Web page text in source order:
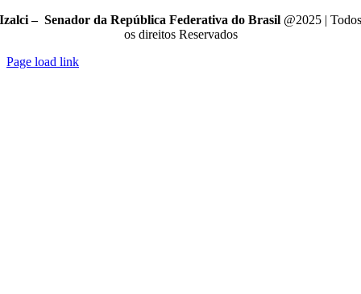
Izalci – Senador da República Federativa do Brasil @2025 | Todos
os direitos Reservados
Page load link